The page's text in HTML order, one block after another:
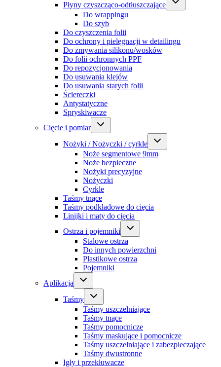
Płyny czyszcząco-odtłuszczające
Do wrappingu
Do szyb
Do czyszczenia folii
Do ochrony i pielęgnacji w detailingu
Do zmywania silikonu/wosków
Do folii ochronnych PPF
Do repozycjonowania
Do usuwania klejów
Do usuwania starych folii
Ściereczki
Antystatyczne
Spryskiwacze
Cięcie i pomiar
Nożyki / Nożyczki / cyrkle
Noże segmentowe 9mm
Noże bezpieczne
Nożyki precyzyjne
Nożyczki
Cyrkle
Taśmy tnące
Taśmy podkładowe do cięcia
Linijki i maty do cięcia
Ostrza i pojemniki
Stalowe ostrza
Do innych powierzchni
Plastikowe ostrza
Pojemniki
Aplikacja
Taśmy
Taśmy uszczelniające
Taśmy tnące
Taśmy pomocnicze
Taśmy maskujące i pomocnicze
Taśmy uszczelniające i zabezpieczające
Taśmy dwustronne
Igły i przekłuwacze